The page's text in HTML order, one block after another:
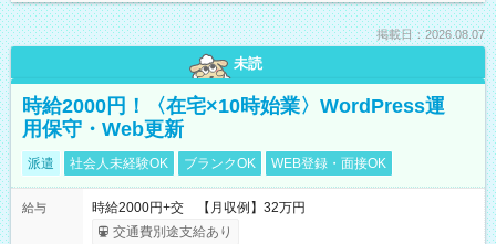
掲載日：2026.08.07
未読
時給2000円！〈在宅×10時始業〉WordPress運
用保守・Web更新
派遣 社会人未経験OK ブランクOK WEB登録・面接OK
給与
時給2000円+交 【月収例】32万円
交通費別途支給あり